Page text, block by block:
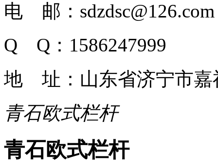
电 邮：sdzdsc@126.com
Q Q：1586247999
地 址：山东省济宁市嘉
青石欧式栏杆
青石欧式栏杆